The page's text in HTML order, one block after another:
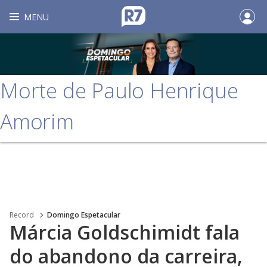
MENU
Morte de Paulo Henrique
Amorim
Record Domingo Espetacular
Márcia Goldschimidt fala
do abandono da carreira,